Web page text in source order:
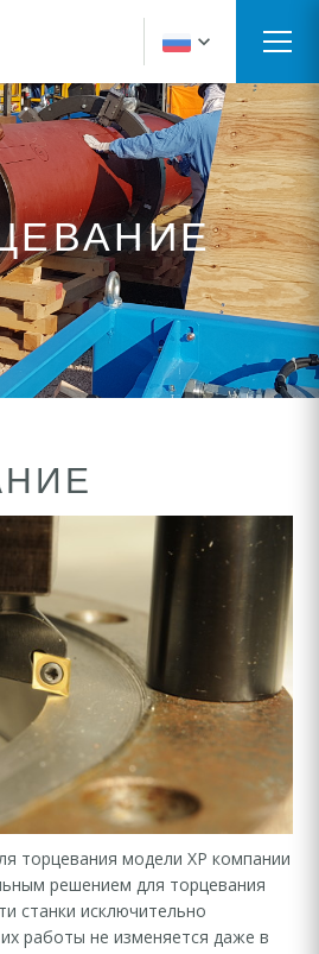
торцевания модели ХР компании
решением для торцевания
станки исключительно
работы не изменяется даже в